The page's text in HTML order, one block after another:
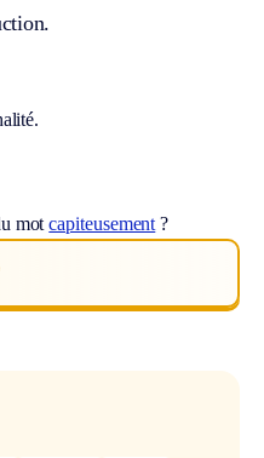
motcapiteusement ?